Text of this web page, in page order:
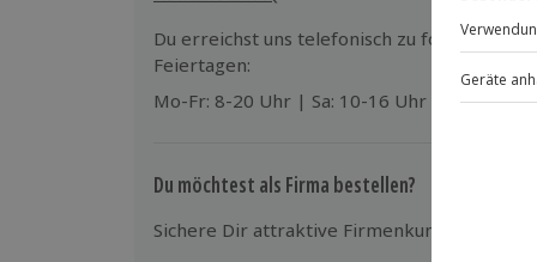
Teilnehmer
Gutschein gültig für 1 Person
Hinweis
Hin- und Rückreise sind im Preis nicht
Kinder im Zimmer der Eltern
Du erreichst uns telefonisch zu folgenden
Feiertagen:
Mo-Fr: 8-20 Uhr | Sa: 10-16 Uhr
Du möchtest als Firma bestellen?
Sichere Dir attraktive Firmenkunden Vorteile.